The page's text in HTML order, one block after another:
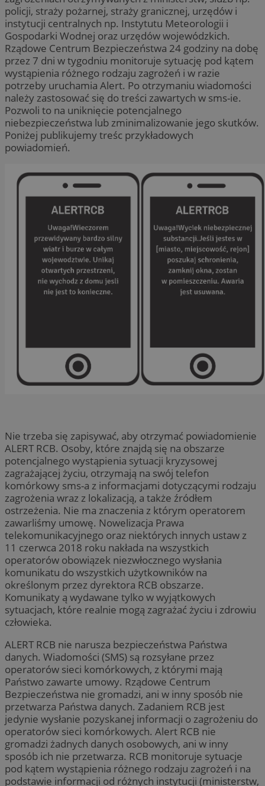
policji, straży pożarnej, straży granicznej, urzędów i
instytucji centralnych np. Instytutu Meteorologii i
Gospodarki Wodnej oraz urzędów wojewódzkich.
Rządowe Centrum Bezpieczeństwa 24 godziny na dobę
przez 7 dni w tygodniu monitoruje sytuację pod kątem
wystąpienia różnego rodzaju zagrożeń i w razie
potrzeby uruchamia Alert. Po otrzymaniu wiadomości
należy zastosować się do treści zawartych w sms-ie.
Pozwoli to na uniknięcie potencjalnego
niebezpieczeństwa lub zminimalizowanie jego skutków.
Poniżej publikujemy treśc przykładowych
powiadomień.
Nie trzeba się zapisywać, aby otrzymać powiadomienie
ALERT RCB. Osoby, które znajdą się na obszarze
potencjalnego wystąpienia sytuacji kryzysowej
zagrażającej życiu, otrzymają na swój telefon
komórkowy sms-a z informacjami dotyczącymi rodzaju
zagrożenia wraz z lokalizacją, a także źródłem
ostrzeżenia. Nie ma znaczenia z którym operatorem
zawarliśmy umowę. Nowelizacja Prawa
telekomunikacyjnego oraz niektórych innych ustaw z
11 czerwca 2018 roku nakłada na wszystkich
operatorów obowiązek niezwłocznego wysłania
komunikatu do wszystkich użytkowników na
określonym przez dyrektora RCB obszarze.
Komunikaty ą wydawane tylko w wyjątkowych
sytuacjach, które realnie mogą zagrażać życiu i zdrowiu
człowieka.
ALERT RCB nie narusza bezpieczeństwa Państwa
danych. Wiadomości (SMS) są rozsyłane przez
operatorów sieci komórkowych, z którymi mają
Państwo zawarte umowy. Rządowe Centrum
Bezpieczeństwa nie gromadzi, ani w inny sposób nie
przetwarza Państwa danych. Zadaniem RCB jest
jedynie wysłanie pozyskanej informacji o zagrożeniu do
operatorów sieci komórkowych. Alert RCB nie
gromadzi żadnych danych osobowych, ani w inny
sposób ich nie przetwarza. RCB monitoruje sytuacje
pod kątem wystąpienia różnego rodzaju zagrożeń i na
podstawie informacji od różnych instytucji (ministerstw,